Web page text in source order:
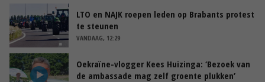
LTO en NAJK roepen leden op Brabants protest
te steunen
VANDAAG, 12:29
Oekraïne-vlogger Kees Huizinga: ‘Bezoek van
de ambassade mag zelf groente plukken’